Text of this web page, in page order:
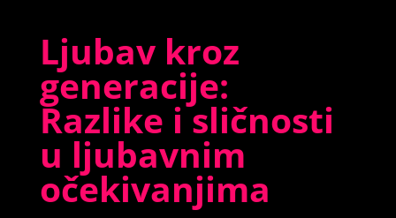
MAJA / Kod #04
Ljubav kroz
generacije:
Razlike i sličnosti
u ljubavnim
očekivanjima